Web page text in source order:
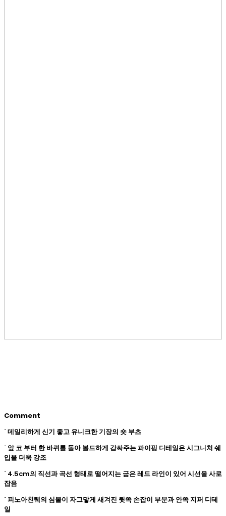
Comment
˙ 데일리하게 신기 좋고 유니크한 기장의 숏 부츠
˙ 앞 코 부터 한 바퀴를 돌아 볼드하게 감싸주는 파이핑 디테일은 시그니처 쉐
입을 더욱 강조
˙ 4.5cm의 직선과 곡선 형태로 떨어지는 굽은 레드 라인이 있어 시선을 사로
잡음
˙ 피노아친퀘의 심볼이 자그맣게 새겨진 뒷쪽 손잡이 부분과 안쪽 지퍼 디테
일